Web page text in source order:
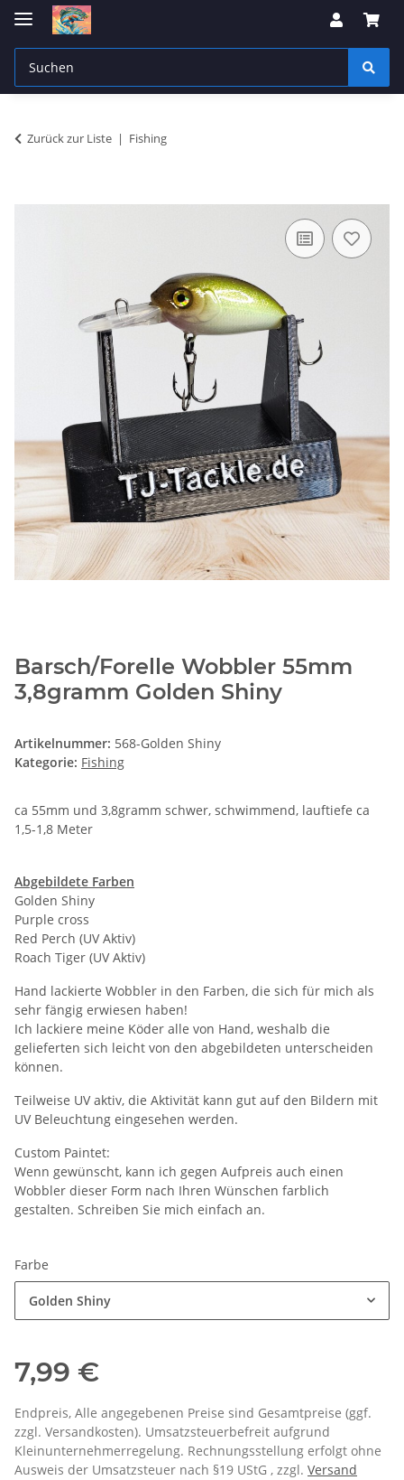
Zurück zur Liste Fishing
Barsch/Forelle Wobbler 55mm
3,8gramm Golden Shiny
Artikelnummer: 568-Golden Shiny
Kategorie: Fishing
ca 55mm und 3,8gramm schwer, schwimmend, lauftiefe ca
1,5-1,8 Meter
Abgebildete Farben
Golden Shiny
Purple cross
Red Perch (UV Aktiv)
Roach Tiger (UV Aktiv)
Hand lackierte Wobbler in den Farben, die sich für mich als
sehr fängig erwiesen haben!
Ich lackiere meine Köder alle von Hand, weshalb die
gelieferten sich leicht von den abgebildeten unterscheiden
können.
Teilweise UV aktiv, die Aktivität kann gut auf den Bildern mit
UV Beleuchtung eingesehen werden.
Custom Paintet:
Wenn gewünscht, kann ich gegen Aufpreis auch einen
Wobbler dieser Form nach Ihren Wünschen farblich
gestalten. Schreiben Sie mich einfach an.
Farbe
Golden Shiny
7,99 €
Endpreis, Alle angegebenen Preise sind Gesamtpreise (ggf.
zzgl. Versandkosten). Umsatzsteuerbefreit aufgrund
Kleinunternehmerregelung. Rechnungsstellung erfolgt ohne
Ausweis der Umsatzsteuer nach §19 UStG , zzgl. Versand